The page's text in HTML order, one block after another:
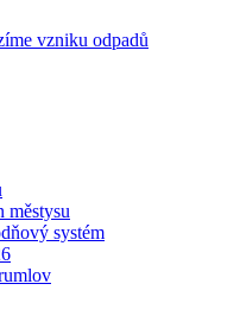
vzniku odpadů
městysu
systém